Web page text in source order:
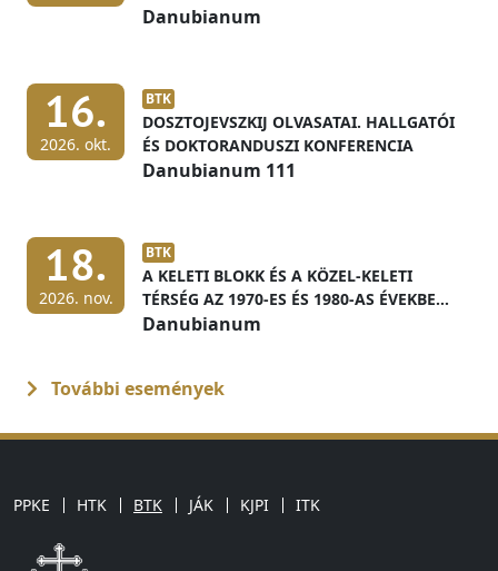
ELŐFELTÉTELEI
Danubianum
16.
2026. okt.
BTK
DOSZTOJEVSZKIJ OLVASATAI. HALLGATÓI
ÉS DOKTORANDUSZI KONFERENCIA
Danubianum 111
18.
2026. nov.
BTK
A KELETI BLOKK ÉS A KÖZEL-KELETI
TÉRSÉG AZ 1970-ES ÉS 1980-AS ÉVEKBEN
MAGYAR LEVÉLTÁRI FORRÁSOK
Danubianum
További események
PPKE HTK BTK JÁK KJPI ITK